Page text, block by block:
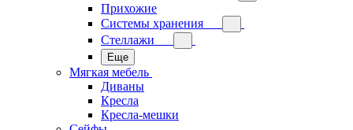
Прихожие
Системы хранения
Стеллажи
Еще
Мягкая мебель
Диваны
Кресла
Кресла-мешки